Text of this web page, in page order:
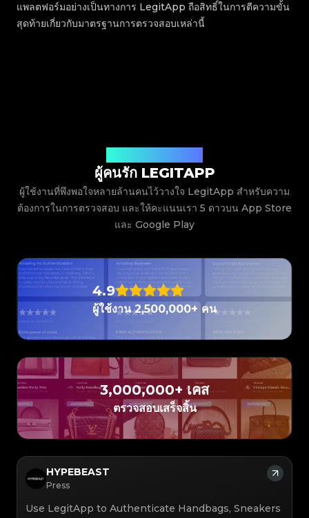
แพลตฟอร์มอย่างเป็นทางการ LegitApp ถือสิทธิ์ในการตีความขั้น
สุดท้ายเกี่ยวกับมาตรฐานการตรวจสอบเหล่านี้
ผู้คนรัก LEGITAPP
ผู้ใช้งานที่พึงพอใจหลายล้านคนไว้วางใจ LegitApp สำหรับความ
ต้องการในการตรวจสอบ และให้คะแนนเรา 5 ดาวบน App Store
และ Google Play
4.9
ผู้ใช้งาน 2,500,000+ คน
3,000,000+ เคส
ตรวจสอบเสร็จสิ้น
HYPEBEAST
Press
Use LegitApp to Authenticate Handbags, Sneakers